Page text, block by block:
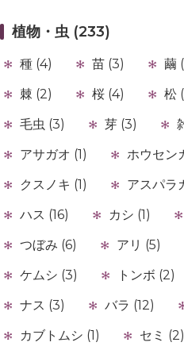
植物・虫 (233)
種 (4) 苗 (3) 繭
棘 (2)
桜 (4) 松
毛虫 (3)
芽 (3)
アサガオ (1)
ホウセン
クスノキ (1)
アスパラ
ハス (16)
カシ (1)
つぼみ (6)
アリ (5)
ケムシ (3)
トンボ (2)
ナス (3)
バラ (12)
カブトムシ (1)
セミ (2)